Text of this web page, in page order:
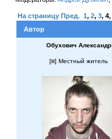
На страницу Пред. 1, 2, 3, 4,
Автор
Обухович Александр
[ ] Местный житель